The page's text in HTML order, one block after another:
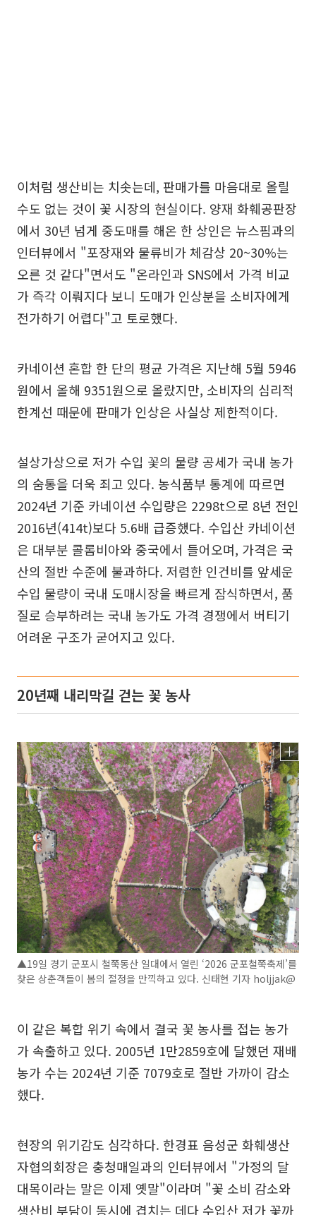
이처럼 생산비는 치솟는데, 판매가를 마음대로 올릴
수도 없는 것이 꽃 시장의 현실이다. 양재 화훼공판장
에서 30년 넘게 중도매를 해온 한 상인은 뉴스핌과의
인터뷰에서 "포장재와 물류비가 체감상 20~30%는
오른 것 같다"면서도 "온라인과 SNS에서 가격 비교
가 즉각 이뤄지다 보니 도매가 인상분을 소비자에게
전가하기 어렵다"고 토로했다.
카네이션 혼합 한 단의 평균 가격은 지난해 5월 5946
원에서 올해 9351원으로 올랐지만, 소비자의 심리적
한계선 때문에 판매가 인상은 사실상 제한적이다.
설상가상으로 저가 수입 꽃의 물량 공세가 국내 농가
의 숨통을 더욱 죄고 있다. 농식품부 통계에 따르면
2024년 기준 카네이션 수입량은 2298t으로 8년 전인
2016년(414t)보다 5.6배 급증했다. 수입산 카네이션
은 대부분 콜롬비아와 중국에서 들어오며, 가격은 국
산의 절반 수준에 불과하다. 저렴한 인건비를 앞세운
수입 물량이 국내 도매시장을 빠르게 잠식하면서, 품
질로 승부하려는 국내 농가도 가격 경쟁에서 버티기
어려운 구조가 굳어지고 있다.
20년째 내리막길 걷는 꽃 농사
▲19일 경기 군포시 철쭉동산 일대에서 열린 ‘2026 군포철쭉축제’를
찾은 상춘객들이 봄의 절정을 만끽하고 있다. 신태현 기자 holjjak@
이 같은 복합 위기 속에서 결국 꽃 농사를 접는 농가
가 속출하고 있다. 2005년 1만2859호에 달했던 재배
농가 수는 2024년 기준 7079호로 절반 가까이 감소
했다.
현장의 위기감도 심각하다. 한경표 음성군 화훼생산
자협의회장은 충청매일과의 인터뷰에서 "가정의 달
대목이라는 말은 이제 옛말"이라며 "꽃 소비 감소와
생산비 부담이 동시에 겹치는 데다 수입산 저가 꽃까